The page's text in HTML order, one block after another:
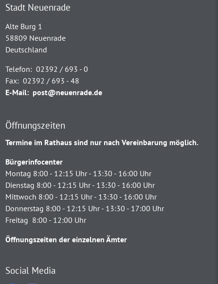
Stadt Neuenrade
Alte Burg 1
58809 Neuenrade
Deutschland
Telefon: 02392 / 693 - 0
Fax: 02392 / 693 - 48
E-Mail: post@neuenrade.de
Öffnungszeiten
Termine im Rathaus sind nur nach Vereinbarung möglich.
Bürgerinfocenter
Montag 8:00 - 12:15 Uhr - 13:30 - 16:00 Uhr
Dienstag 8:00 - 12:15 Uhr - 13:30 - 16:00 Uhr
Mittwoch 8:00 - 12:15 Uhr - 13:30 - 16:00 Uhr
Donnerstag 8:00 - 12:15 Uhr - 13:30 - 17:00 Uhr
Freitag 8:00 - 12:00 Uhr
Öffnungszeiten der einzelnen Ämter
Social Media